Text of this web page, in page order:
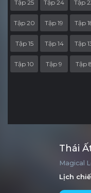
Tập 25 Tập 24 Tập
Tập 20 Tập 19 Tập
Tập 15 Tập 14 Tập
Tập 10 Tập 9 Tập
Thái
Magical
Lịch